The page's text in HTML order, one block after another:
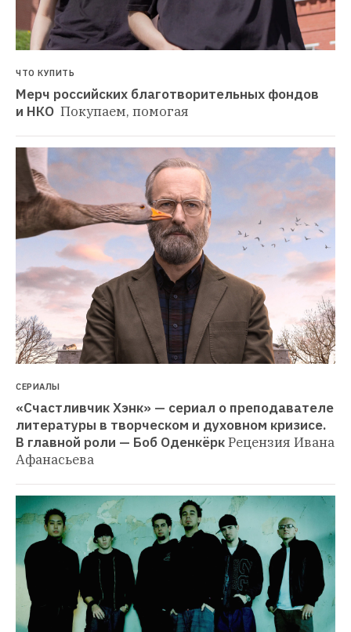
ЧТО КУПИТЬ
Мерч российских благотворительных фондов
и НКО Покупаем, помогая
СЕРИАЛЫ
«Счастливчик Хэнк» — сериал о преподавателе
литературы в творческом и духовном кризисе.
В главной роли — Боб ОденкёркРецензия Ивана
Афанасьева